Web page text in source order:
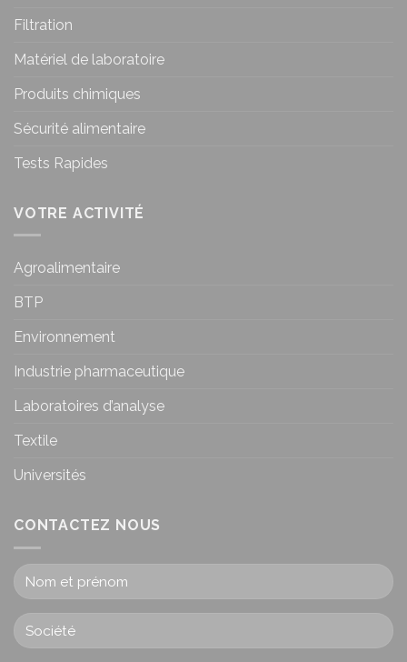
Filtration
Matériel de laboratoire
Produits chimiques
Sécurité alimentaire
Tests Rapides
VOTRE ACTIVITÉ
Agroalimentaire
BTP
Environnement
Industrie pharmaceutique
Laboratoires d’analyse
Textile
Universités
CONTACTEZ NOUS